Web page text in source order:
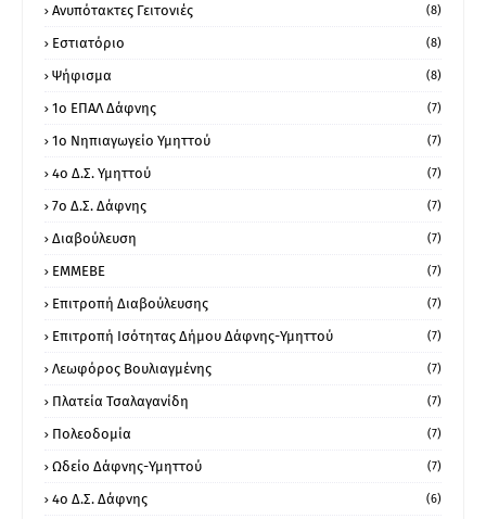
Ανυπότακτες Γειτονιές (8)
Εστιατόριο (8)
Ψήφισμα (8)
1ο ΕΠΑΛ Δάφνης (7)
1ο Νηπιαγωγείο Υμηττού (7)
4ο Δ.Σ. Υμηττού (7)
7ο Δ.Σ. Δάφνης (7)
Διαβούλευση (7)
ΕΜΜΕΒΕ (7)
Επιτροπή Διαβούλευσης (7)
Επιτροπή Ισότητας Δήμου Δάφνης-Υμηττού (7)
Λεωφόρος Βουλιαγμένης (7)
Πλατεία Τσαλαγανίδη (7)
Πολεοδομία (7)
Ωδείο Δάφνης-Υμηττού (7)
4ο Δ.Σ. Δάφνης (6)